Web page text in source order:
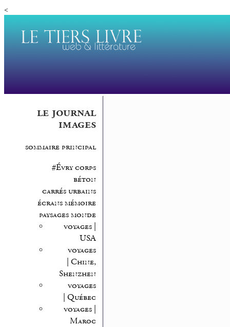
<
le journal
images
sommaire principal
#Évry corps
béton
carrés urbains
écrans mémoire
paysages monde
voyages |
USA
voyages
| Chine,
Shenzhen
voyages
| Québec
voyages |
Maroc